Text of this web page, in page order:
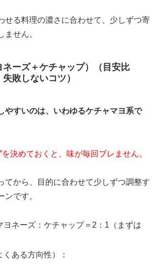
せる料理の濃さに合わせて、少しずつ寄
ません。
ネーズ＋ケチャップ）（目安比
敗しないコツ）
やすいのは、いわゆるケチャマヨ系で
を決めておくと、味が毎回ブレません。
てから、目的に合わせて少しずつ調整す
ンです。
ヨネーズ：ケチャップ＝2：1（まずは
ある方向性）：